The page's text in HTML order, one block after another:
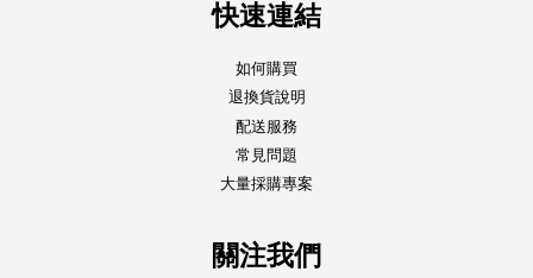
快速連結
如何購買
退換貨說明
配送服務
常見問題
大量採購專案
關注我們